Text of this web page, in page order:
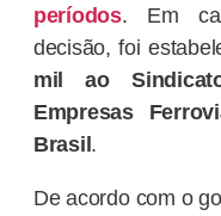
períodos. Em
decisão, foi
mil ao
Empresas
Brasil.
De acordo com o